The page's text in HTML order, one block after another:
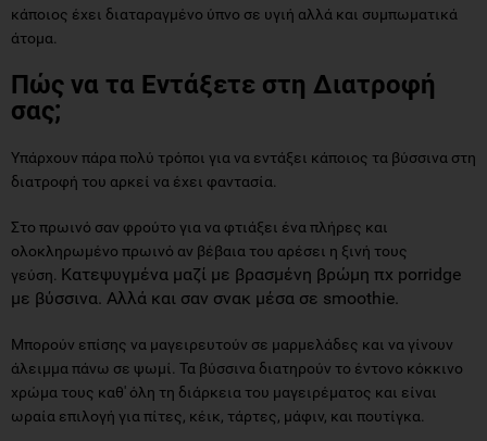
κάποιος έχει διαταραγμένο ύπνο σε υγιή αλλά και συμπωματικά
άτομα.
Πώς να τα Εντάξετε στη Διατροφή
σας;
Υπάρχουν πάρα πολύ τρόποι για να εντάξει κάποιος τα βύσσινα στη
διατροφή του αρκεί να έχει φαντασία.
Στο πρωινό σαν φρούτο για να φτιάξει ένα πλήρες και
ολοκληρωμένο πρωινό αν βέβαια του αρέσει η ξινή τους
γεύση. Κατεψυγμένα μαζί με βρασμένη βρώμη πχ porridge
με βύσσινα. Αλλά και σαν σνακ μέσα σε smoothie.
Μπορούν επίσης να μαγειρευτούν σε μαρμελάδες και να γίνουν
άλειμμα πάνω σε ψωμί. Τα βύσσινα διατηρούν το έντονο κόκκινο
χρώμα τους καθ' όλη τη διάρκεια του μαγειρέματος και είναι
ωραία επιλογή για πίτες, κέικ, τάρτες, μάφιν, και πουτίγκα.